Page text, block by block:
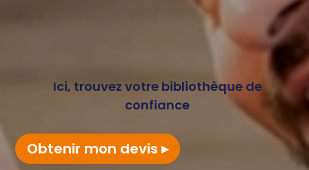
Ici, trouvez votre bibliothèque de
confiance
Obtenir mon devis